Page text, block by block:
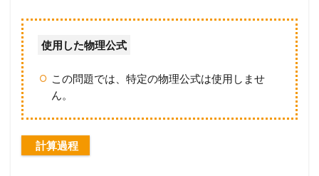
使用した物理公式
この問題では、特定の物理公式は使用しませ
ん。
計算過程